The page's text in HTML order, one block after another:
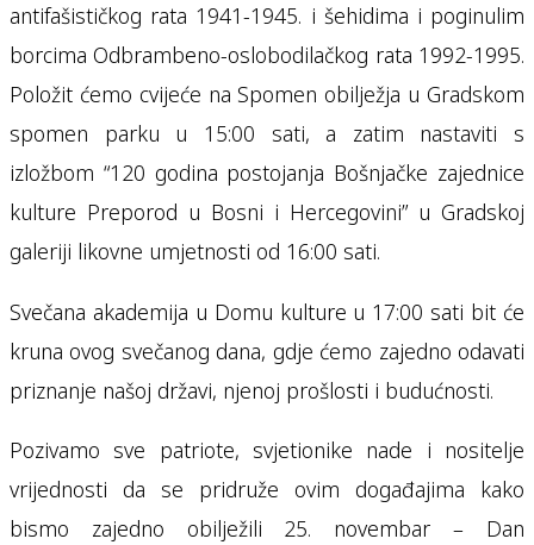
antifašističkog rata 1941-1945. i šehidima i poginulim
borcima Odbrambeno-oslobodilačkog rata 1992-1995.
Položit ćemo cvijeće na Spomen obilježja u Gradskom
spomen parku u 15:00 sati, a zatim nastaviti s
izložbom “120 godina postojanja Bošnjačke zajednice
kulture Preporod u Bosni i Hercegovini” u Gradskoj
galeriji likovne umjetnosti od 16:00 sati.
Svečana akademija u Domu kulture u 17:00 sati bit će
kruna ovog svečanog dana, gdje ćemo zajedno odavati
priznanje našoj državi, njenoj prošlosti i budućnosti.
Pozivamo sve patriote, svjetionike nade i nositelje
vrijednosti da se pridruže ovim događajima kako
bismo zajedno obilježili 25. novembar – Dan